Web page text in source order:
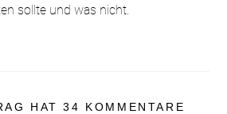
sollte und was nicht.
HAT 34 KOMMENTARE